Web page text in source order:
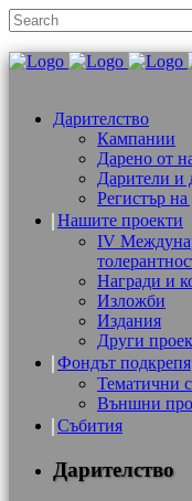
Дарителство
Кампании
Дарено от
Дарители и
Регистър на
Нашите проекти
IV
Награди и
Изложби
Издания
Други
Фондът подкрепя
Тематични
Външни
Събития
Дарителство